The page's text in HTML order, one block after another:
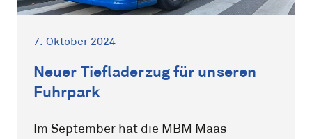
7. Oktober 2024
Neuer Tiefladerzug für unseren
Fuhrpark
Im September hat die MBM Maas